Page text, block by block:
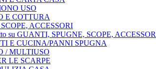
USO
E COTTURA
ACCESSORI
su GUANTI, SPUGNE, SCOPE,
E CUCINA/PANNI SPUGNA
/ MULTIUSO
LE SCARPE